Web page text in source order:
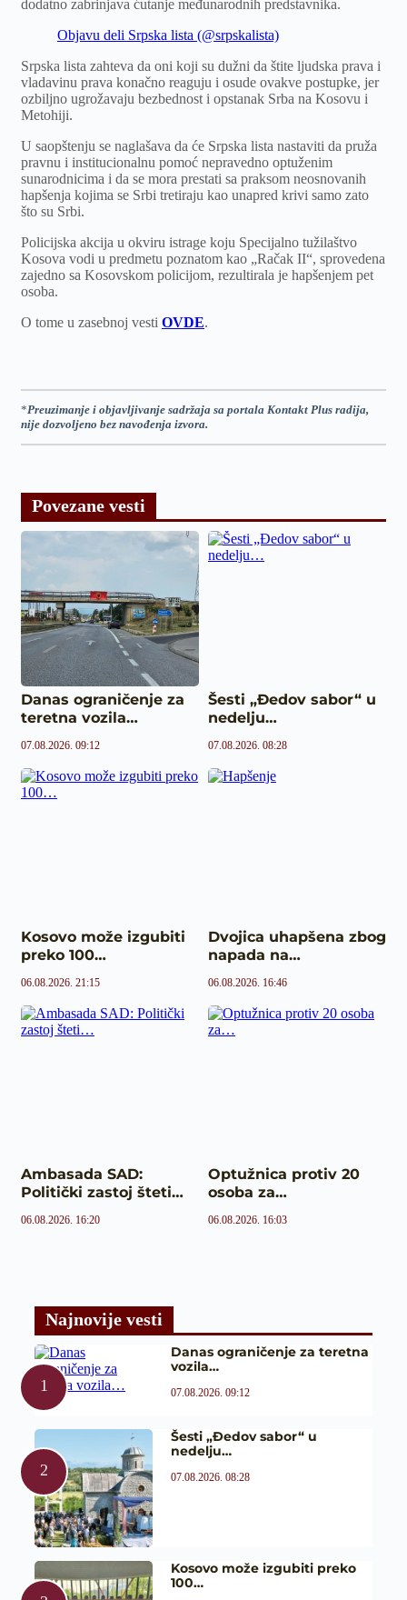
dodatno zabrinjava ćutanje međunarodnih predstavnika.
Objavu deli Srpska lista (@srpskalista)
Srpska lista zahteva da oni koji su dužni da štite ljudska prava i
vladavinu prava konačno reaguju i osude ovakve postupke, jer
ozbiljno ugrožavaju bezbednost i opstanak Srba na Kosovu i
Metohiji.
U saopštenju se naglašava da će Srpska lista nastaviti da pruža
pravnu i institucionalnu pomoć nepravedno optuženim
sunarodnicima i da se mora prestati sa praksom neosnovanih
hapšenja kojima se Srbi tretiraju kao unapred krivi samo zato
što su Srbi.
Policijska akcija u okviru istrage koju Specijalno tužilaštvo
Kosova vodi u predmetu poznatom kao „Račak II“, sprovedena
zajedno sa Kosovskom policijom, rezultirala je hapšenjem pet
osoba.
O tome u zasebnoj vesti OVDE.
*Preuzimanje i objavljivanje sadržaja sa portala Kontakt Plus radija,
nije dozvoljeno bez navođenja izvora.
Povezane vesti
Danas ograničenje za
teretna vozila…
07.08.2026. 09:12
Šesti „Đedov sabor“ u
nedelju…
07.08.2026. 08:28
Kosovo može izgubiti
preko 100…
06.08.2026. 21:15
Dvojica uhapšena zbog
napada na…
06.08.2026. 16:46
Ambasada SAD:
Politički zastoj šteti…
06.08.2026. 16:20
Optužnica protiv 20
osoba za…
06.08.2026. 16:03
Najnovije vesti
Danas ograničenje za teretna
vozila…
07.08.2026. 09:12
Šesti „Đedov sabor“ u
nedelju…
07.08.2026. 08:28
Kosovo može izgubiti preko
100…